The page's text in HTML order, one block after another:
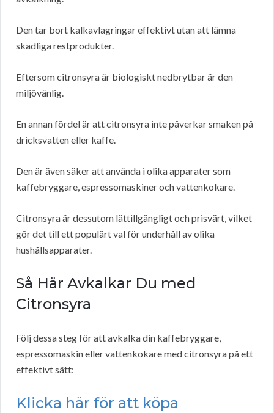
Den tar bort kalkavlagringar effektivt utan att lämna
skadliga restprodukter.
Eftersom citronsyra är biologiskt nedbrytbar är den
miljövänlig.
En annan fördel är att citronsyra inte påverkar smaken på
dricksvatten eller kaffe.
Den är även säker att använda i olika apparater som
kaffebryggare, espressomaskiner och vattenkokare.
Citronsyra är dessutom lättillgängligt och prisvärt, vilket
gör det till ett populärt val för underhåll av olika
hushållsapparater.
Så Här Avkalkar Du med
Citronsyra
Följ dessa steg för att avkalka din kaffebryggare,
espressomaskin eller vattenkokare med citronsyra på ett
effektivt sätt:
Klicka här för att köpa